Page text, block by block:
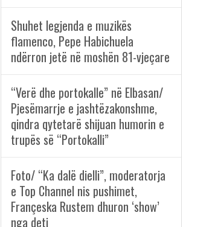
Shuhet legjenda e muzikës
flamenco, Pepe Habichuela
ndërron jetë në moshën 81-vjeçare
“Verë dhe portokalle” në Elbasan/
Pjesëmarrje e jashtëzakonshme,
qindra qytetarë shijuan humorin e
trupës së “Portokalli”
Foto/ “Ka dalë dielli”, moderatorja
e Top Channel nis pushimet,
Françeska Rustem dhuron ‘show’
nga deti